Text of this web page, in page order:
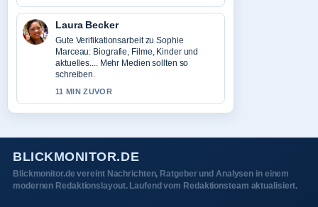
Laura Becker
Gute Verifikationsarbeit zu Sophie
Marceau: Biografie, Filme, Kinder und
aktuelles.... Mehr Medien sollten so
schreiben.
11 MIN ZUVOR
BLICKMONITOR.DE
Blickmonitor.de vereint Nachrichten, Ratgeber und Analysen in einem
modernen Redaktionslayout. Laufend vom Redaktionsteam aktualisiert.